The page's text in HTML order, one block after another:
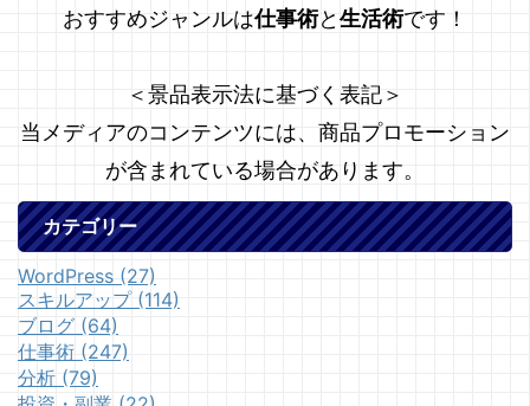
おすすめジャンルは仕事術と生活術です！
＜景品表示法に基づく表記＞
当メディアのコンテンツには、商品プロモーション
が含まれている場合があります。
カテゴリー
WordPress (27)
スキルアップ (114)
ブログ (64)
仕事術 (247)
分析 (79)